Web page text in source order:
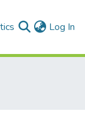
Log In